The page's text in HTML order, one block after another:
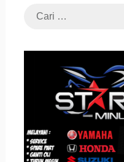
Cari